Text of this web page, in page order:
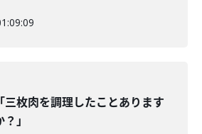
「三枚肉を調理したことあります
？」